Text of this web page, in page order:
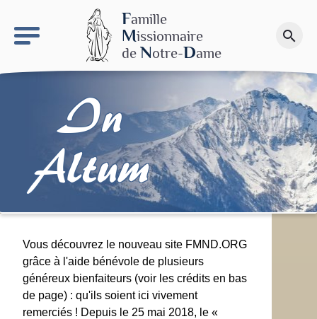
Famille
Missionnaire
de Notre-Dame
search
Faire un don
In
Altum
Vous découvrez le nouveau site FMND.ORG
grâce à l'aide bénévole de plusieurs
généreux bienfaiteurs (voir les crédits en bas
de page) : qu'ils soient ici vivement
remerciés ! Depuis le 25 mai 2018, le «